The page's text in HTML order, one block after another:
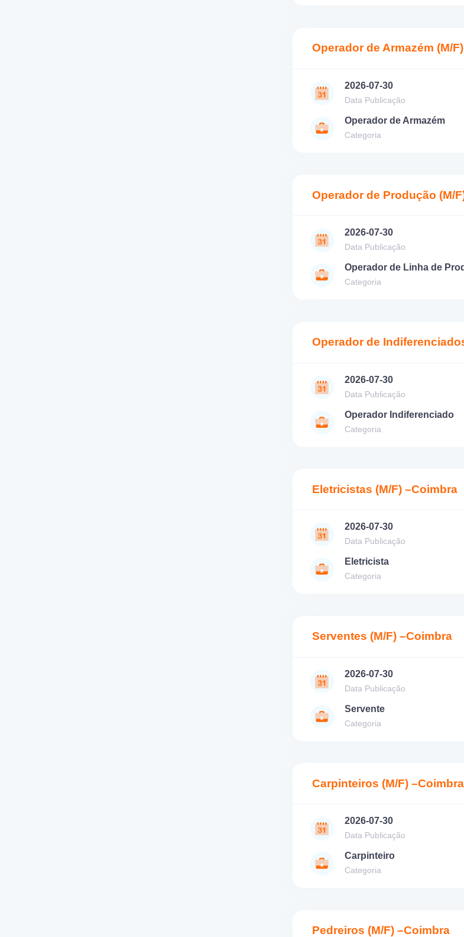
Operador de Armazém (M/
2026-07-30
Data Publicação
Operador de Armazém
Categoria
Operador de Produção (M/
2026-07-30
Data Publicação
Operador de Linha de
Categoria
Operador de
2026-07-30
Data Publicação
Operador Indiferenciado
Categoria
Eletricistas (M/F) –Coimbra
2026-07-30
Data Publicação
Eletricista
Categoria
Serventes (M/F) –Coimbra
2026-07-30
Data Publicação
Servente
Categoria
Carpinteiros (M/F) –Coimbra
2026-07-30
Data Publicação
Carpinteiro
Categoria
Pedreiros (M/F) –Coimbra